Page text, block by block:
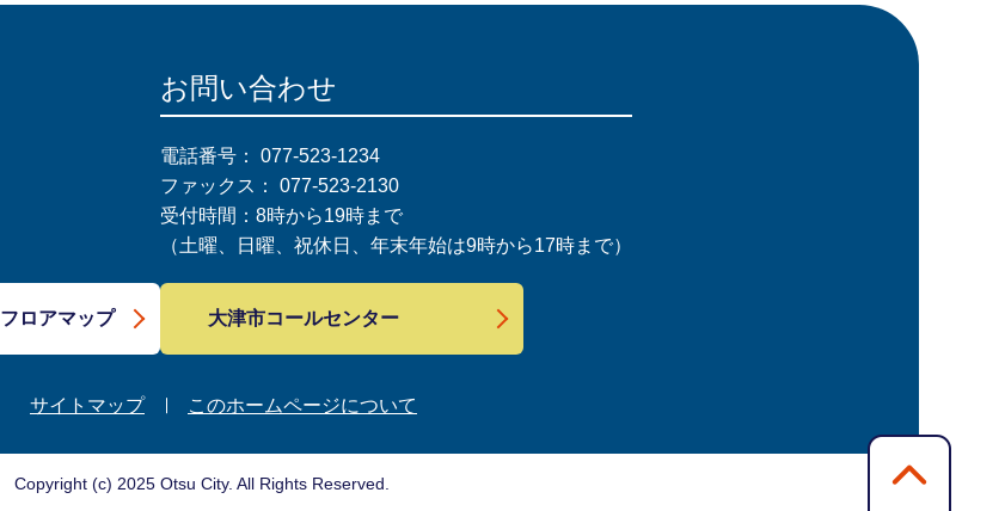
フロアマップ
お問い合わせ
電話番号： 077-523-1234
ファックス： 077-523-2130
受付時間：8時から19時まで
（土曜、日曜、祝休日、年末年始は9時から17時まで）
大津市コールセンター
サイトマップ このホームページについて
Copyright (c) 2025 Otsu City. All Rights Reserved.